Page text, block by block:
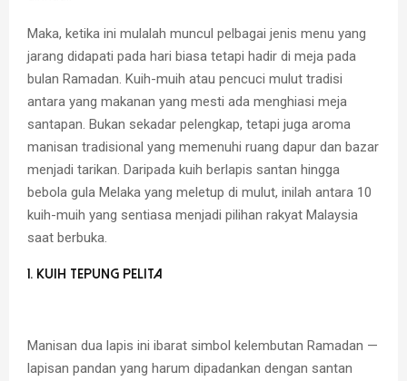
Maka, ketika ini mulalah muncul pelbagai jenis menu yang
jarang didapati pada hari biasa tetapi hadir di meja pada
bulan Ramadan. Kuih-muih atau pencuci mulut tradisi
antara yang makanan yang mesti ada menghiasi meja
santapan. Bukan sekadar pelengkap, tetapi juga aroma
manisan tradisional yang memenuhi ruang dapur dan bazar
menjadi tarikan. Daripada kuih berlapis santan hingga
bebola gula Melaka yang meletup di mulut, inilah antara 10
kuih-muih yang sentiasa menjadi pilihan rakyat Malaysia
saat berbuka.
1. Kuih Tepung Pelita
Manisan dua lapis ini ibarat simbol kelembutan Ramadan —
lapisan pandan yang harum dipadankan dengan santan